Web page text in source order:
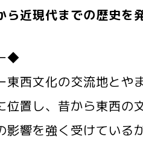
ら近現代までの歴史を
◆
文化の交流地とや
位置し、昔から東西の
響を強く受けている